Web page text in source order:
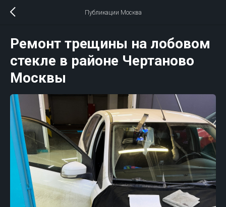
Публикации Москва
Ремонт трещины на лобовом
стекле в районе Чертаново
Москвы